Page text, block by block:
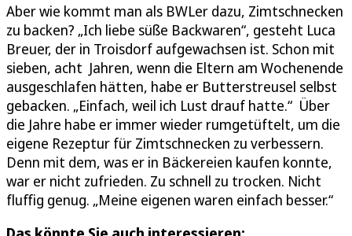
Aber wie kommt man als BWLer dazu, Zimtschnecken
zu backen? „Ich liebe süße Backwaren“, gesteht Luca
Breuer, der in Troisdorf aufgewachsen ist. Schon mit
sieben, acht Jahren, wenn die Eltern am Wochenende
ausgeschlafen hätten, habe er Butterstreusel selbst
gebacken. „Einfach, weil ich Lust drauf hatte.“ Über
die Jahre habe er immer wieder rumgetüftelt, um die
eigene Rezeptur für Zimtschnecken zu verbessern.
Denn mit dem, was er in Bäckereien kaufen konnte,
war er nicht zufrieden. Zu schnell zu trocken. Nicht
fluffig genug. „Meine eigenen waren einfach besser.“